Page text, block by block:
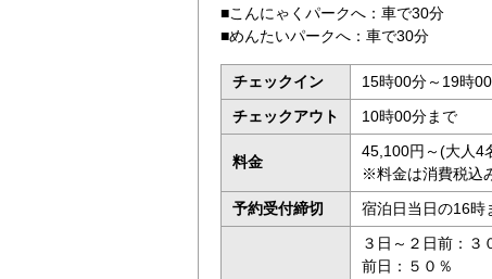
■こんにゃくパークへ：車で30分
■めんたいパークへ：車で30分
チェックイン
15時00分～19時
チェックアウト
10時00分まで
料金
45,100円～(大人4
※料金は消費税込
予約受付締切
宿泊日当日の16時
３日～２日前：３
前日：５０％